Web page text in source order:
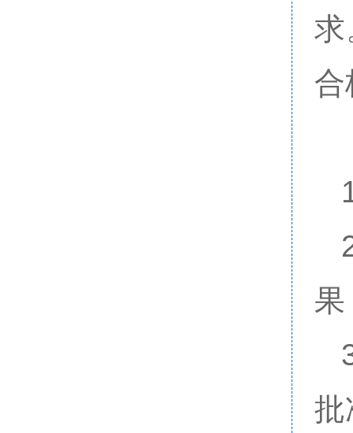
求
合
果
批